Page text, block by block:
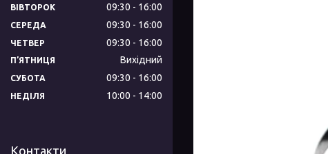
ВІВТОРОК 09:30 16:00
СЕРЕДА 09:30 16:00
ЧЕТВЕР 09:30 16:00
ПʼЯТНИЦЯ Вихідний
СУБОТА 09:30 16:00
НЕДІЛЯ 10:00 14:00
Контакти